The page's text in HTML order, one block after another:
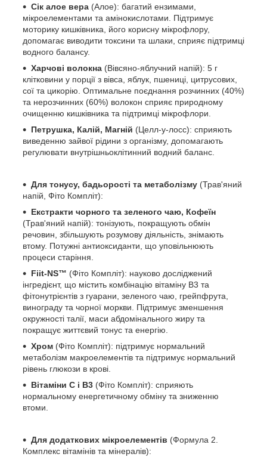
Сік алое вера (Алое): багатий ензимами,
мікроелементами та амінокислотами. Підтримує
моторику кишківника, його корисну мікрофлору,
допомагає виводити токсини та шлаки, сприяє підтримці
водного балансу.
Харчові волокна (Вівсяно-яблучний напій): 5 г
клітковини у порції з вівса, яблук, пшениці, цитрусових,
сої та цикорію. Оптимальне поєднання розчинних (40%)
та нерозчинних (60%) волокон сприяє природному
очищенню кишківника та підтримці мікрофлори.
Петрушка, Калій, Магній (Целл-у-лосс): сприяють
виведенню зайвої рідини з організму, допомагають
регулювати внутрішньоклітинний водний баланс.
Для тонусу, бадьорості та метаболізму (Трав'яний
напій, Фіто Компліт):
Екстракти чорного та зеленого чаю, Кофеїн
(Трав'яний напій): тонізують, покращують обмін
речовин, збільшують розумову діяльність, знімають
втому. Потужні антиоксиданти, що уповільнюють
процеси старіння.
Fiit-NS™ (Фіто Компліт): науково досліджений
інгредієнт, що містить комбінацію вітаміну B3 та
фітонутрієнтів з гуарани, зеленого чаю, грейпфрута,
винограду та чорної моркви. Підтримує зменшення
окружності талії, маси абдомінального жиру та
покращує життєвий тонус та енергію.
Хром (Фіто Компліт): підтримує нормальний
метаболізм макроелементів та підтримує нормальний
рівень глюкози в крові.
Вітаміни С і В3 (Фіто Компліт): сприяють
нормальному енергетичному обміну та зниженню
втоми.
Для додаткових мікроелементів (Формула 2.
Комплекс вітамінів та мінералів):